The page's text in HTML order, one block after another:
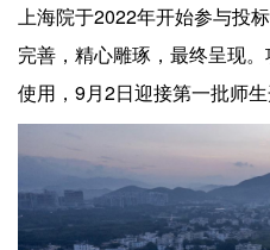
企业会员
关于投稿
广告投放
上海院于2022年开始参与投
完善，精心雕琢，最终呈现
使用，9月2日迎接第一批师生